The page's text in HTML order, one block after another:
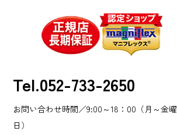
Tel.052-733-2650
お問い合わせ時間／9:00～18：00（月～金曜
日）